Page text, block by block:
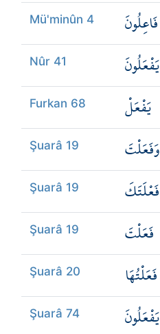
Mü'minûn 4 فَاعِلُونَ
Nûr 41 يَفْعَلُونَ
Furkan 68 يَفْعَلْ
Şuarâ 19 وَفَعَلْتَ
Şuarâ 19 فَعْلَتَكَ
Şuarâ 19 فَعَلْتَ
Şuarâ 20 فَعَلْتُهَا
Şuarâ 74 يَفْعَلُونَ